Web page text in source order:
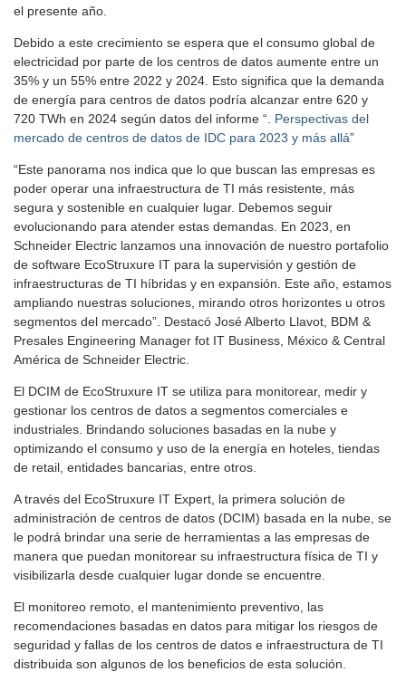
el presente año.
Debido a este crecimiento se espera que el consumo global de
electricidad por parte de los centros de datos aumente entre un
35% y un 55% entre 2022 y 2024. Esto significa que la demanda
de energía para centros de datos podría alcanzar entre 620 y
720 TWh en 2024 según datos del informe “. Perspectivas del
mercado de centros de datos de IDC para 2023 y más allá”
“Este panorama nos indica que lo que buscan las empresas es
poder operar una infraestructura de TI más resistente, más
segura y sostenible en cualquier lugar. Debemos seguir
evolucionando para atender estas demandas. En 2023, en
Schneider Electric lanzamos una innovación de nuestro portafolio
de software EcoStruxure IT para la supervisión y gestión de
infraestructuras de TI híbridas y en expansión. Este año, estamos
ampliando nuestras soluciones, mirando otros horizontes u otros
segmentos del mercado”. Destacó José Alberto Llavot, BDM &
Presales Engineering Manager fot IT Business, México & Central
América de Schneider Electric.
El DCIM de EcoStruxure IT se utiliza para monitorear, medir y
gestionar los centros de datos a segmentos comerciales e
industriales. Brindando soluciones basadas en la nube y
optimizando el consumo y uso de la energía en hoteles, tiendas
de retail, entidades bancarias, entre otros.
A través del EcoStruxure IT Expert, la primera solución de
administración de centros de datos (DCIM) basada en la nube, se
le podrá brindar una serie de herramientas a las empresas de
manera que puedan monitorear su infraestructura física de TI y
visibilizarla desde cualquier lugar donde se encuentre.
El monitoreo remoto, el mantenimiento preventivo, las
recomendaciones basadas en datos para mitigar los riesgos de
seguridad y fallas de los centros de datos e infraestructura de TI
distribuida son algunos de los beneficios de esta solución.